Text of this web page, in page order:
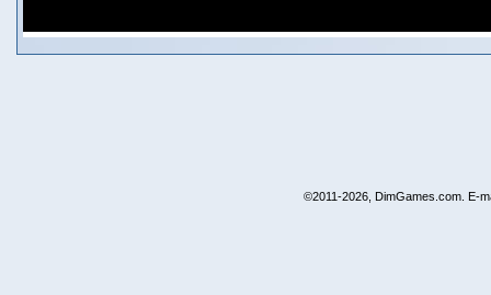
©2011-2026, DimGames.com. E-